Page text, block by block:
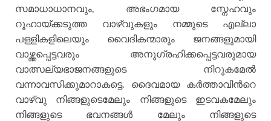
സമാധാധാനവും, അഭംഗമായ സ്നേഹവും
റൂഹായ്ക്കടുത്ത വാഴ്വുകളും നമ്മുടെ എല്ലാ
പള്ളികളിലെയും വൈദികന്മാരും ജനങ്ങളുമായി
വാഴ്ത്തപ്പെട്ടവരും അനുഗ്രഹിക്കപ്പെട്ടവരുമായ
വാത്സല്യഭാജനങ്ങളുടെ നിറുകമേല്‍
വന്നാവസിക്കുമാറാകട്ടെ. ദൈവമായ കര്‍ത്താവിന്‍റെ
വാഴ്വു നിങ്ങളുടെമേലും നിങ്ങളുടെ ഇടവകമേലും
നിങ്ങളുടെ ഭവനങ്ങള്‍ മേലും നിങ്ങളുടെ